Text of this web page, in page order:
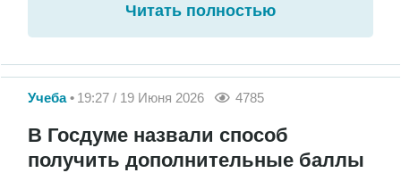
Читать полностью
Учеба 19:27 / 19 Июня 2026 4785
В Госдуме назвали способ
получить дополнительные баллы